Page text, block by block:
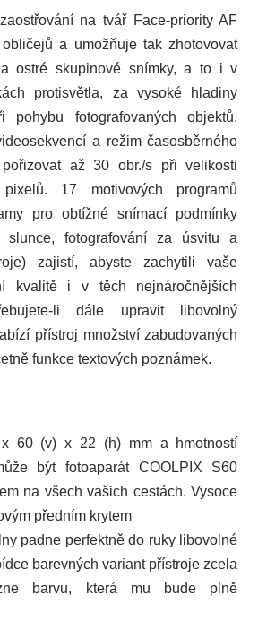
na tvář Face-priority AF
a umožňuje tak zhotovovat
a ostré skupinové snímky, a to i v
protisvětla, za vysoké hladiny
pohybu fotografovaných objektů.
a režim časosběrného
až 30 obr./s při velikosti
17 motivových programů
pro obtížné snímací podmínky
slunce, fotografování za úsvitu a
zajistí, abyste zachytili vaše
kvalitě i v těch nejnáročnějších
li dále upravit libovolný
přístroj množství zabudovaných
funkce textových poznámek.
60 (v) x 22 (h) mm a hmotností
být fotoaparát COOLPIX S60
na všech vašich cestách. Vysoce
předním krytem
padne perfektně do ruky libovolné
barevných variant přístroje zcela
barvu, která mu bude plně